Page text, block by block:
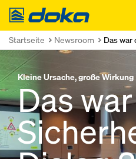
Doka
Startseite Newsroom Das
Kleine Ursache, große Wirkung
Das